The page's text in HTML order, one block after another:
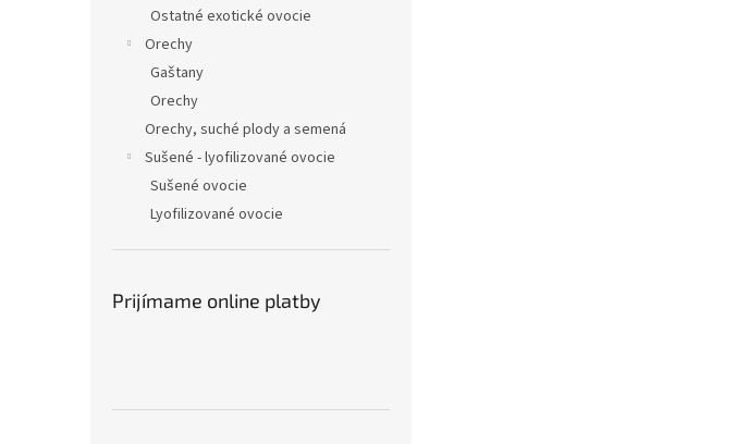
Ostatné exotické ovocie
Orechy
Gaštany
Orechy
Orechy, suché plody a semená
Sušené - lyofilizované ovocie
Sušené ovocie
Lyofilizované ovocie
Prijímame online platby